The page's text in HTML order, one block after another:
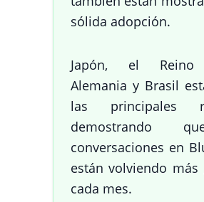
sólida adopción.
Japón, el Reino
Alemania y Brasil
las principales
demostrando
conversaciones en
están volviendo más
cada mes.